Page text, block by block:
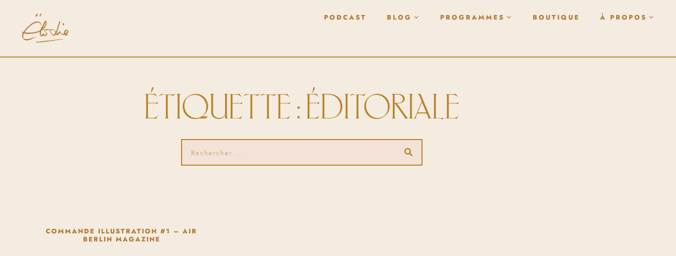
PODCAST BLOG PROGRAMMES BOUTIQUE À PROPOS
ÉTIQUETTE : ÉDITORIALE
COMMANDE ILLUSTRATION #1 – AIR
BERLIN MAGAZINE